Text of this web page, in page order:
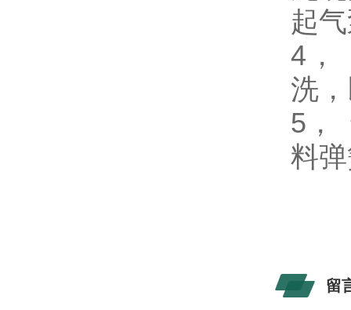
起
4，
洗
5，
料
留